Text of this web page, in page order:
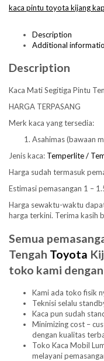
kaca pintu toyota kijang
Description
Additional
Description
Kaca Mati Segitiga Pintu
HARGA TERPASANG
Merk kaca yang tersedia:
Asahimas (bawaan
Jenis kaca: Temperlite /
Harga sudah termasuk
Estimasi pemasangan 1 –
Harga sewaktu-waktu
harga terkini. Terima kasih
Semua
Tengah Toyota
toko kami dengan
Kami ada toko fisik
Teknisi selalu
Kaca pun sudah
Minimizing cost –
dengan kualitas
Toko Kaca Mobil
melayani